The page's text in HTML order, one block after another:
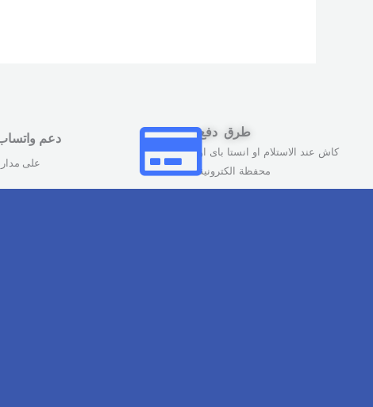
طرق دفع
كاش عند الاستلام او انستا باى او
محفظة الكترونية
دعم
على مدار 24 ساعة